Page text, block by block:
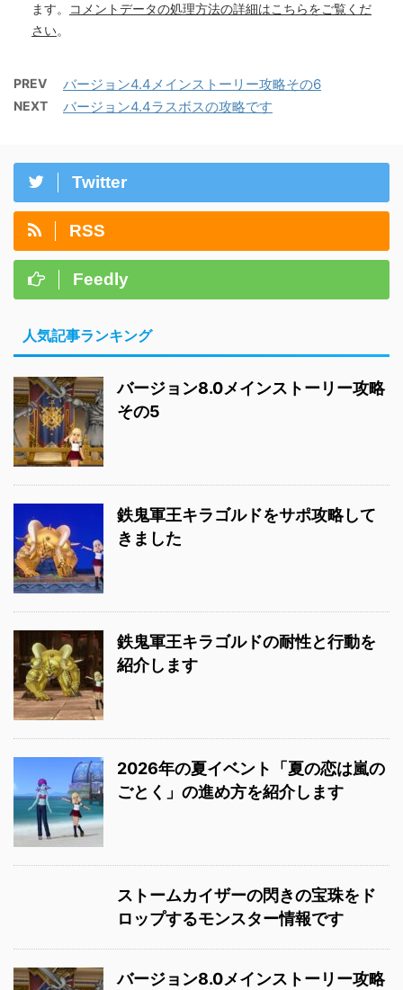
ます。
コメントデータの処理方法の詳細はこちらをご覧くだ
さい。
PREV バージョン4.4メインストーリー攻略その6
NEXT バージョン4.4ラスボスの攻略です
Twitter
RSS
Feedly
人気記事ランキング
バージョン8.0メインストーリー攻略
その5
鉄鬼軍王キラゴルドをサポ攻略して
きました
鉄鬼軍王キラゴルドの耐性と行動を
紹介します
2026年の夏イベント「夏の恋は嵐の
ごとく」の進め方を紹介します
ストームカイザーの閃きの宝珠をド
ロップするモンスター情報です
バージョン8.0メインストーリー攻略